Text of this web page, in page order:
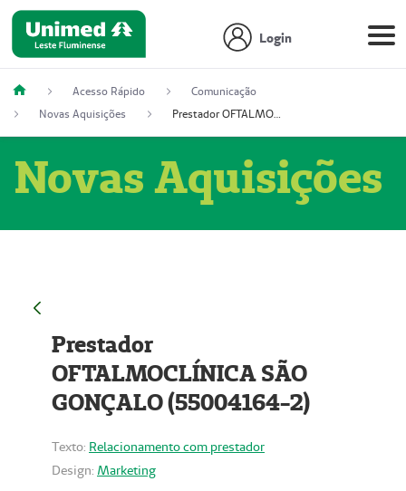
Login
Acesso Rápido
Comunicação
Novas Aquisições
Prestador OFTALMOCLÍNICA SÃO GONÇALO (55004164-2)
Novas Aquisições
Prestador
OFTALMOCLÍNICA SÃO
GONÇALO (55004164-2)
Texto: Relacionamento com prestador
Design: Marketing